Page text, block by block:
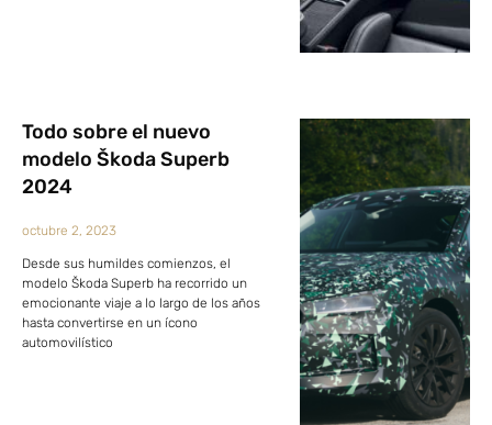
Todo sobre el nuevo
modelo Škoda Superb
2024
octubre 2, 2023
Desde sus humildes comienzos, el
modelo Škoda Superb ha recorrido un
emocionante viaje a lo largo de los años
hasta convertirse en un ícono
automovilístico